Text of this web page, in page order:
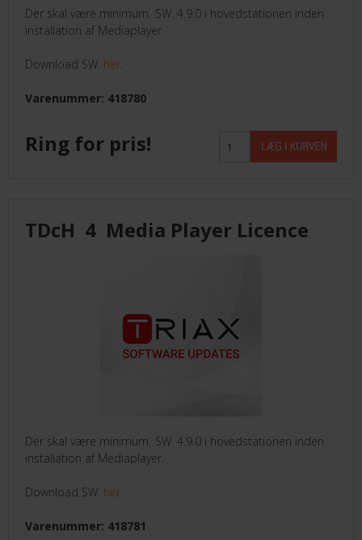
Der skal være minimum SW. 4.9.0 i hovedstationen inden
installation af Mediaplayer.
Download SW. her.
Varenummer: 418780
Ring for pris!
TDcH 4 Media Player Licence
Der skal være minimum SW. 4.9.0 i hovedstationen inden
installation af Mediaplayer.
Download SW. her.
Varenummer: 418781